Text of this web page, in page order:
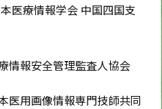
療情報学会 中国四国支
安全管理監査人協会
画像情報専門技師共同